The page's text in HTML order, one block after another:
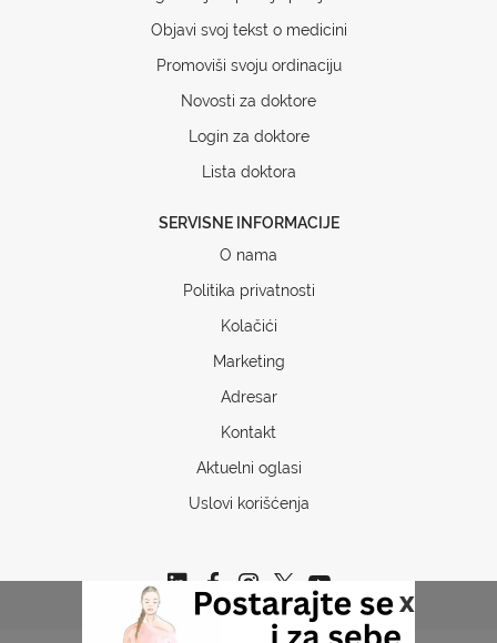
x
Objavi svoj tekst o medicini
Promoviši svoju ordinaciju
Novosti za doktore
Login za doktore
Lista doktora
SERVISNE INFORMACIJE
O nama
Politika privatnosti
Kolačići
Marketing
Adresar
Kontakt
Aktuelni oglasi
Uslovi korišćenja